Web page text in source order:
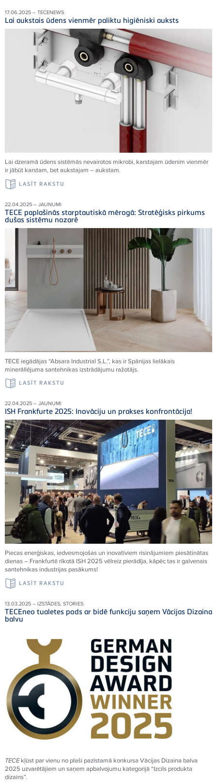
17.06.2025 – TECENEWS
Lai aukstais ūdens vienmēr paliktu higiēniski auksts
Lai dzeramā ūdens sistēmās nevairotos mikrobi, karstajam ūdenim vienmēr
ir jābūt karstam, bet aukstajam – aukstam.
LASĪT RAKSTU
22.04.2025 – JAUNUMI
TECE paplašinās starptautiskā mērogā: Stratēģisks pirkums
dušas sistēmu nozarē
TECE iegādājas “Absara Industrial S.L.”, kas ir Spānijas lielākais
minerāllējuma santehnikas izstrādājumu ražotājs.
LASĪT RAKSTU
22.04.2025 – JAUNUMI
ISH Frankfurte 2025: Inovāciju un prakses konfrontācija!
Piecas enerģiskas, iedvesmojošas un inovatīviem risinājumiem piesātinātas
dienas – Frankfurtē rīkotā ISH 2025 vēlreiz pierādīja, kāpēc tas ir galvenais
santehnikas industrijas pasākums!
LASĪT RAKSTU
13.03.2025 – IZSTĀDES, STORIES
TECEneo tualetes pods ar bidē funkciju saņem Vācijas Dizaina
balvu
TECEkļūst par vienu no plaši pazīstamā konkursa Vācijas Dizaina balva
2025 uzvarētājiem un saņem apbalvojumu kategorijā “Izcils produkta
dizains”.